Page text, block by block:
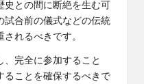
との間に断絶を生む可
試合前の儀式などの伝統
れるべきです。
、完全に参加すること
ることを確保するべきで